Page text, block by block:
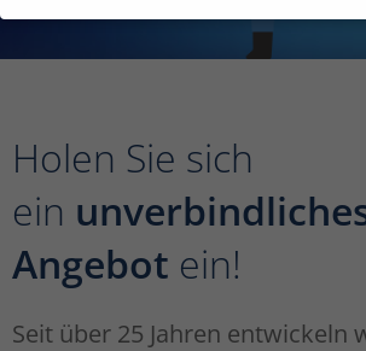
Holen Sie sich
ein
Angebot ein!
Seit über 25 Jahren entwickeln
Personenbezogene Daten können
Adressen), z. B. für personalisierte
Anzeigen- und Inhaltsmessung. Weitere
die Verwendung Ihrer Daten finden Sie in
Hier finden Sie eine Übersicht über alle
Sie können Ihre Einwilligung zu ganzen
bestimmte Cookies auswählen.